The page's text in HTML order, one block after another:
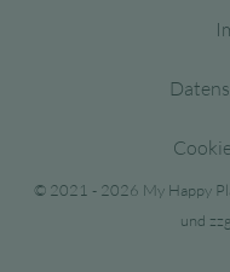
© 2021 - 2026 My Happy
und